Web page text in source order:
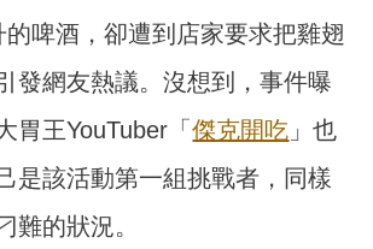
的啤酒，卻遭到店家要求把雞翅
發網友熱議。沒想到，事件曝
胃王YouTuber「傑克開吃 」也
是該活動第一組挑戰者，同樣
難的狀況。